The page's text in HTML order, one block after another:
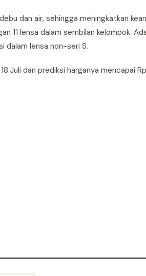
dan air, sehingga meningkatkan
11 lensa dalam sembilan kelompok.
dalam lensa non-seri S.
Juli dan prediksi harganya mencapai